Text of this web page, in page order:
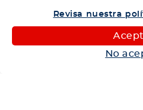
Revisa nuestra
No